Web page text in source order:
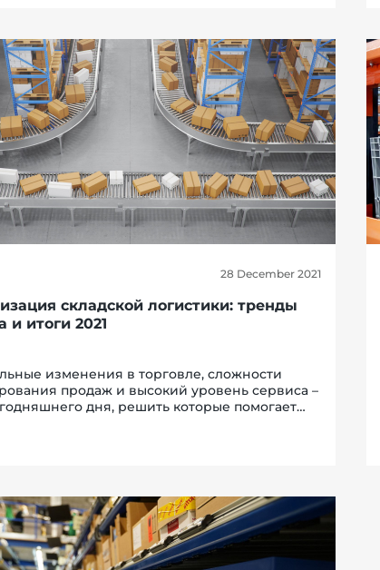
28 December 2021
складской логистики: тренды
и итоги 2021
изменения в торговле, сложности
продаж и высокий уровень сервиса –
дня, решить которые помогает